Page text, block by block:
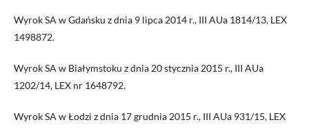
Wyrok SA w Gdańsku z dnia 9 lipca 2014 r., III AUa 1814/13, LEX
1498872.
Wyrok SA w Białymstoku z dnia 20 stycznia 2015 r., III AUa
1202/14, LEX nr 1648792.
Wyrok SA w Łodzi z dnia 17 grudnia 2015 r., III AUa 931/15, LEX